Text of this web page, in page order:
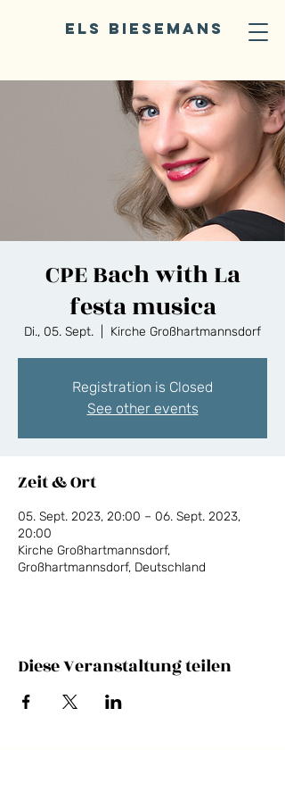
ELS BIESEMANS
CPE Bach with La
festa musica
Di., 05. Sept. Kirche Großhartmannsdorf
Registration is Closed
See other events
Zeit & Ort
05. Sept. 2023, 20:00 – 06. Sept. 2023,
20:00
Kirche Großhartmannsdorf,
Großhartmannsdorf, Deutschland
Diese Veranstaltung teilen